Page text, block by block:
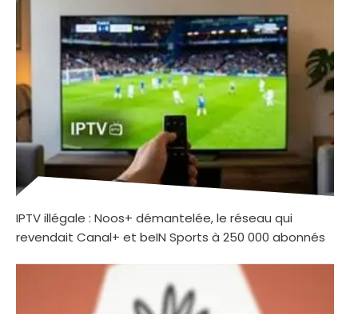
IPTV illégale : Noos+ démantelée, le réseau qui
revendait Canal+ et beIN Sports à 250 000 abonnés